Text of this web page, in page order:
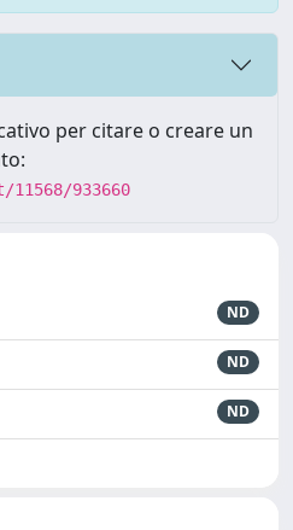
per citare o creare un
933660
ND
ND
ND